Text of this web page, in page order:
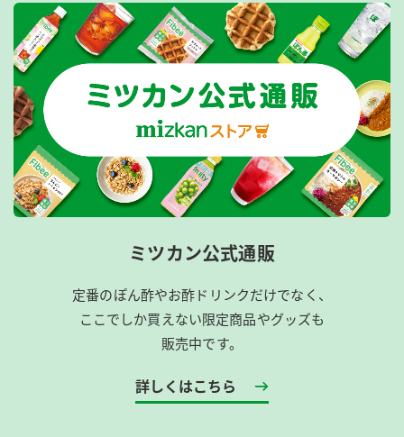
ミツカン公式通販
定番のぽん酢やお酢ドリンクだけでなく、
ここでしか買えない限定商品やグッズも
販売中です。
詳しくはこちら